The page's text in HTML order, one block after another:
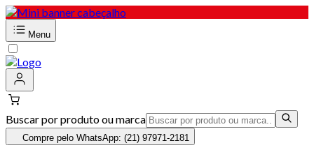
Menu
Buscar por produto ou marca
Compre pelo WhatsApp: (21) 97971-2181